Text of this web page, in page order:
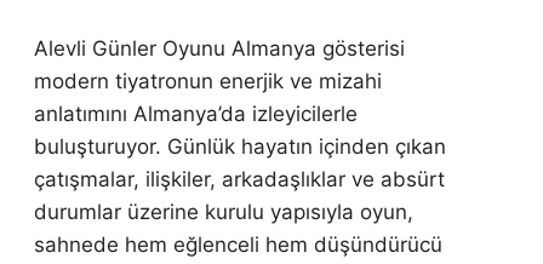
Alevli Günler Oyunu Almanya gösterisi
modern tiyatronun enerjik ve mizahi
anlatımını Almanya’da izleyicilerle
buluşturuyor. Günlük hayatın içinden çıkan
çatışmalar, ilişkiler, arkadaşlıklar ve absürt
durumlar üzerine kurulu yapısıyla oyun,
sahnede hem eğlenceli hem düşündürücü